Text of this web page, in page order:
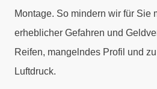
Montage. So mindern wir für Sie
erheblicher Gefahren und
Reifen, mangelndes Profil und
Luftdruck.